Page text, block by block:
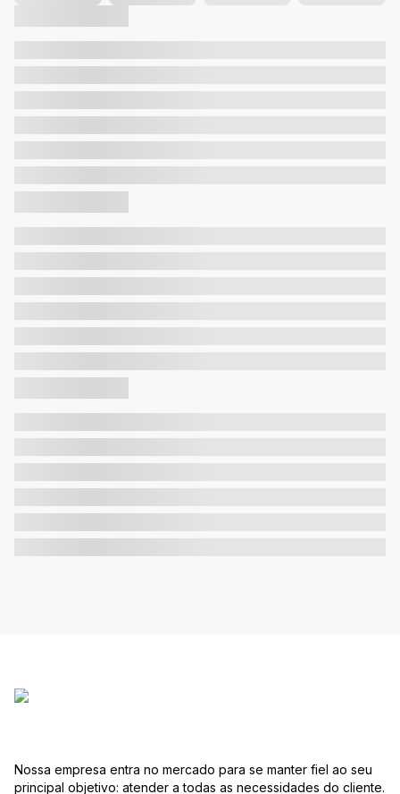
Nossa empresa entra no mercado para se manter fiel ao seu
principal objetivo: atender a todas as necessidades do cliente.